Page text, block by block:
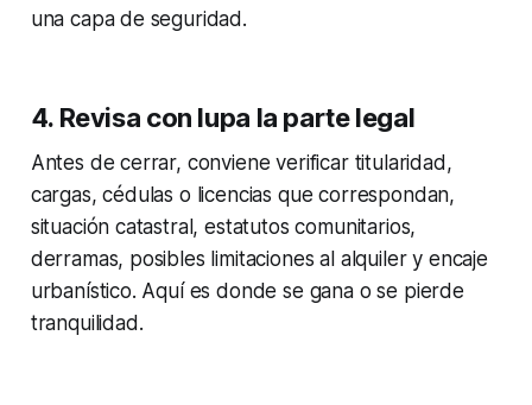
una capa de seguridad.
4. Revisa con lupa la parte legal
Antes de cerrar, conviene verificar titularidad,
cargas, cédulas o licencias que correspondan,
situación catastral, estatutos comunitarios,
derramas, posibles limitaciones al alquiler y encaje
urbanístico. Aquí es donde se gana o se pierde
tranquilidad.